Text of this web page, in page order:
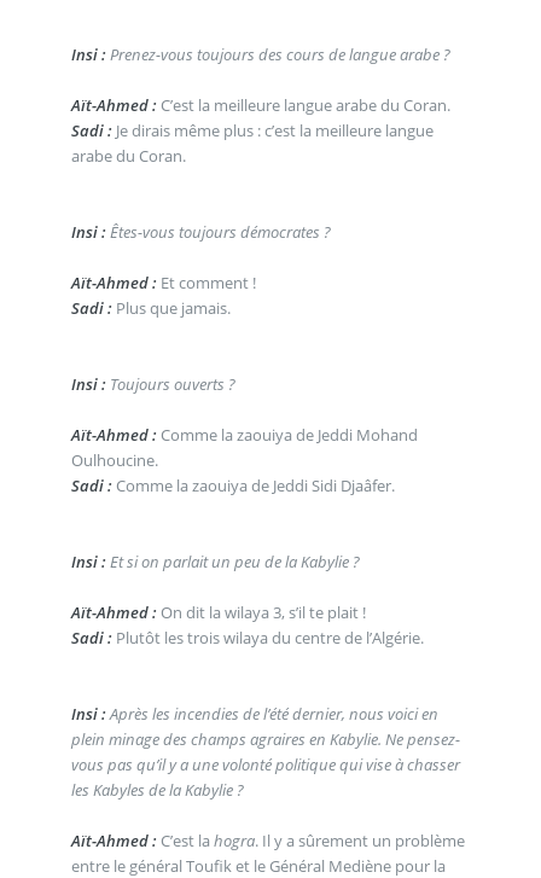
Insi : Prenez-vous toujours des cours de langue arabe ?
Aït-Ahmed : C’est la meilleure langue arabe du Coran.
Sadi : Je dirais même plus : c’est la meilleure langue
arabe du Coran.
Insi : Êtes-vous toujours démocrates ?
Aït-Ahmed : Et comment !
Sadi : Plus que jamais.
Insi : Toujours ouverts ?
Aït-Ahmed : Comme la zaouiya de Jeddi Mohand
Oulhoucine.
Sadi : Comme la zaouiya de Jeddi Sidi Djaâfer.
Insi : Et si on parlait un peu de la Kabylie ?
Aït-Ahmed : On dit la wilaya 3, s’il te plait !
Sadi :
Plutôt les trois wilaya du centre de l’Algérie.
Insi :Après les incendies de l’été dernier, nous voici en
plein minage des champs agraires en Kabylie. Ne pensez-
vous pas qu’il y a une volonté politique qui vise à chasser
les Kabyles de la Kabylie ?
Aït-Ahmed : C’est la hogra. Il y a sûrement un problème
entre le général Toufik et le Général Mediène pour la